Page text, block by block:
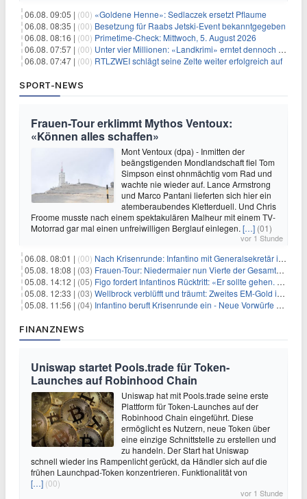
06.08. 09:05 | (00) «Goldene Henne»: Sedlaczek ersetzt Pflaume
06.08. 08:35 | (00) Besetzung für Raabs Jetski-Event bekanntgegeben
06.08. 08:16 | (00) Primetime-Check: Mittwoch, 5. August 2026
06.08. 07:57 | (00) Unter vier Millionen: «Landkrimi» erntet dennoch Primetime-Führung
06.08. 07:47 | (00) RTLZWEI schlägt seine Zelte weiter erfolgreich auf
SPORT-NEWS
Frauen-Tour erklimmt Mythos Ventoux:
«Können alles schaffen»
Mont Ventoux (dpa) - Inmitten der
beängstigenden Mondlandschaft fiel Tom
Simpson einst ohnmächtig vom Rad und
wachte nie wieder auf. Lance Armstrong
und Marco Pantani lieferten sich hier ein
atemberaubendes Kletterduell. Und Chris
Froome musste nach einem spektakulären Malheur mit einem TV-
Motorrad gar mal einen unfreiwilligen Berglauf einlegen. […] (01)
vor 1 Stunde
06.08. 08:01 | (00) Nach Krisenrunde: Infantino mit Generalsekretär im Stadion
05.08. 18:08 | (03) Frauen-Tour: Niedermaier nun Vierte der Gesamtwertung
05.08. 14:12 | (05) Figo fordert Infantinos Rücktritt: «Er sollte gehen. Jetzt»
05.08. 12:33 | (03) Wellbrock verblüfft und träumt: Zweites EM-Gold in Paris
05.08. 11:56 | (04) Infantino beruft Krisenrunde ein - Neue Vorwürfe gegen FIFA
FINANZNEWS
Uniswap startet Pools.trade für Token-
Launches auf Robinhood Chain
Uniswap hat mit Pools.trade seine erste
Plattform für Token-Launches auf der
Robinhood Chain eingeführt. Diese
ermöglicht es Nutzern, neue Token über
eine einzige Schnittstelle zu erstellen und
zu handeln. Der Start hat Uniswap
schnell wieder ins Rampenlicht gerückt, da Händler sich auf die
frühen Launchpad-Token konzentrieren. Funktionalität von
[…] (00)
vor 1 Stunde